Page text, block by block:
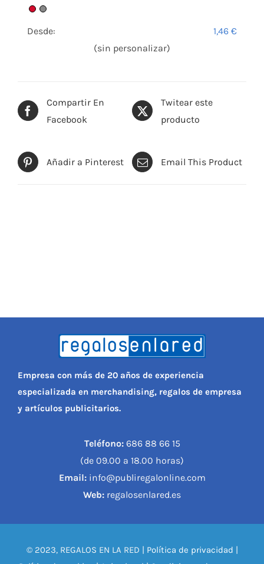
Compartir En
Facebook
Twitear este
producto
Añadir a Pinterest Email This Product
Desde: 1,46€
(sin personalizar)
Empresa con más de 20 años de experiencia
especializada en merchandising, regalos de empresa
y artículos publicitarios.
Teléfono:686 88 66 15
(de 09.00 a 18.00 horas)
Email:info@publiregalonline.com
Web: regalosenlared.es
© 2023, REGALOS EN LA RED | Política de privacidad |